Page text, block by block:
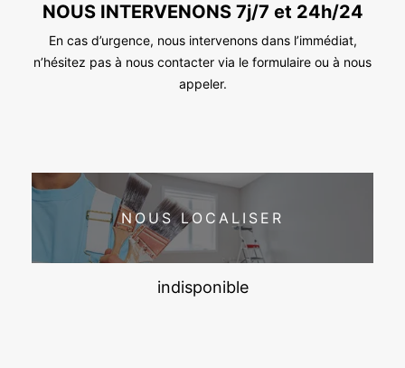
NOUS INTERVENONS 7j/7 et 24h/24
En cas d’urgence, nous intervenons dans l’immédiat,
n’hésitez pas à nous contacter via le formulaire ou à nous
appeler.
NOUS LOCALISER
indisponible